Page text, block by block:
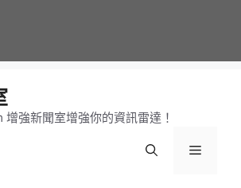
強新聞室增強你的資訊雷達！
選